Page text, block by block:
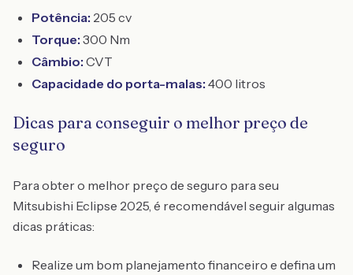
Potência: 205 cv
Torque: 300 Nm
Câmbio: CVT
Capacidade do porta-malas: 400 litros
Dicas para conseguir o melhor preço de
seguro
Para obter o melhor preço de seguro para seu
Mitsubishi Eclipse 2025, é recomendável seguir algumas
dicas práticas:
Realize um bom planejamento financeiro e defina um